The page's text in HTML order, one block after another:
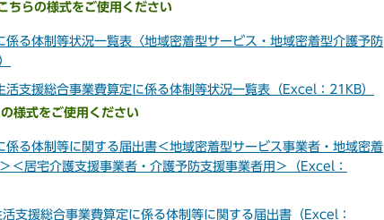
ちらの様式をご使用ください
係る体制等状況一覧表〈地域密着型サービス・地域密着型介護予防
活支援総合事業費算定に係る体制等状況一覧表（Excel：21KB）
様式をご使用ください
係る体制等に関する届出書＜地域密着型サービス事業者・地域密着
＜居宅介護支援事業者・介護予防支援事業者用＞（Excel：
支援総合事業費算定に係る体制等に関する届出書（Excel：